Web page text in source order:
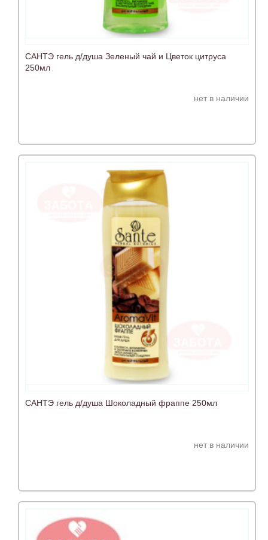
САНТЭ гель д/душа Зеленый чай и Цветок цитруса
250мл
нет в наличии
САНТЭ гель д/душа Шоколадный фраппе 250мл
нет в наличии